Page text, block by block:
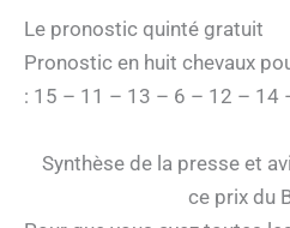
Le pronostic quinté gratuit
Pronostic en huit chevaux
: 15 – 11 – 13 – 6 – 12 – 14
Synthèse de la presse et
ce prix du